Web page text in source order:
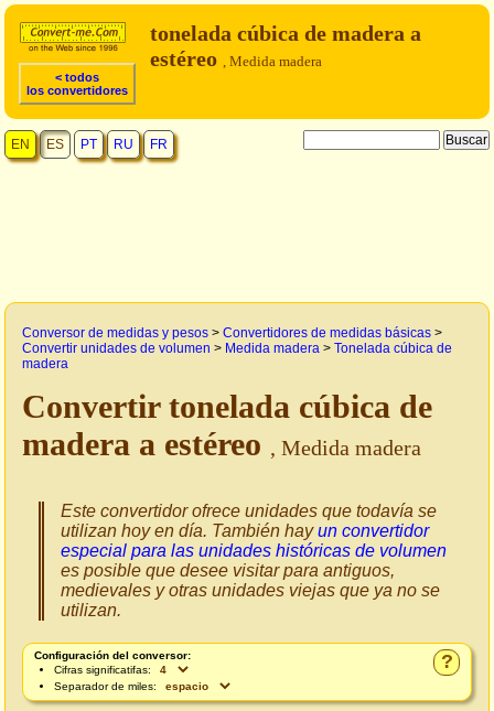
< todos
los convertidores
tonelada cúbica de madera a
estéreo , Medida madera
EN ES PT RU FR
Conversor de medidas y pesos > Convertidores de medidas básicas >
Convertir unidades de volumen > Medida madera > Tonelada cúbica de
madera
Convertir tonelada cúbica de
madera a estéreo , Medida madera
Este convertidor ofrece unidades que todavía se
utilizan hoy en día. También hayun convertidor
especial para las unidades históricas de volumen
es posible que desee visitar para antiguos,
medievales y otras unidades viejas que ya no se
utilizan.
?
Configuración del conversor:
Cifras significatifas:
Separador de miles: